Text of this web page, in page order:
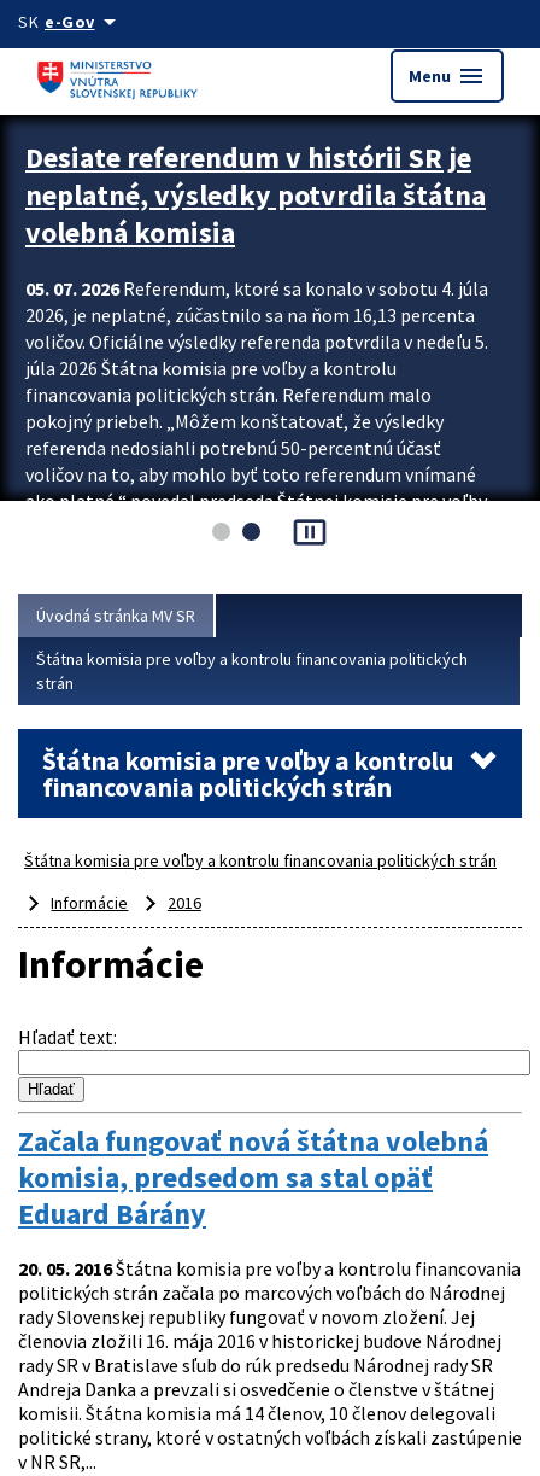
Preskocit na hlavný obsah
SK e-Govarrow_drop_down
Menu menu
Zastavit automatický posun upútavok
Desiate referendum v histórii SR je
neplatné, výsledky potvrdila štátna
volebná komisia
05. 07. 2026Referendum, ktoré sa konalo v sobotu 4. júla
2026, je neplatné, zúčastnilo sa na ňom 16,13 percenta
voličov. Oficiálne výsledky referenda potvrdila v nedeľu 5.
júla 2026 Štátna komisia pre voľby a kontrolu
financovania politických strán. Referendum malo
pokojný priebeh. „Môžem konštatovať, že výsledky
referenda nedosiahli potrebnú 50-percentnú účasť
voličov na to, aby mohlo byť toto referendum vnímané
ako platné,“ povedal predseda Štátnej komisie pre voľby
a kontrolu financovania politických...
pause_presentation
Úvodná stránka MV SR
Štátna komisia pre voľby a kontrolu financovania politických
strán
Štátna komisia pre voľby a kontrolu
financovania politických strán
Štátna komisia pre voľby a kontrolu financovania politických strán
Informácie
2016
Informácie
Hľadať text:
Začala fungovať nová štátna volebná
komisia, predsedom sa stal opäť
Eduard Bárány
20. 05. 2016Štátna komisia pre voľby a kontrolu financovania
politických strán začala po marcových voľbách do Národnej
rady Slovenskej republiky fungovať v novom zložení. Jej
členovia zložili 16. mája 2016 v historickej budove Národnej
rady SR v Bratislave sľub do rúk predsedu Národnej rady SR
Andreja Danka a prevzali si osvedčenie o členstve v štátnej
komisii. Štátna komisia má 14 členov, 10 členov delegovali
politické strany, ktoré v ostatných voľbách získali zastúpenie
v NR SR,...